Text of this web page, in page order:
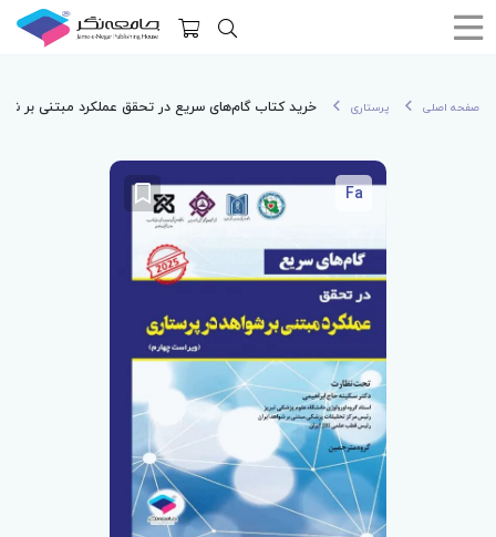
صفحه اصلی پرستاری خرید کتاب گام‌های سریع در تحقق عملکرد مبتنی بر شواهد
Fa